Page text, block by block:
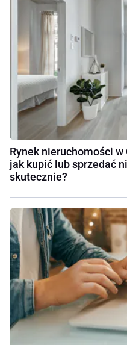
Rynek nieruchomości
jak kupić lub sprzedać
skutecznie?